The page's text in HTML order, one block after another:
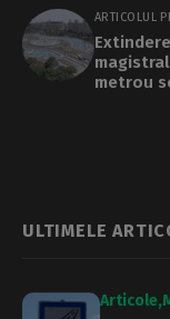
ARTICOLUL
metrou
ULTIMELE
Articole